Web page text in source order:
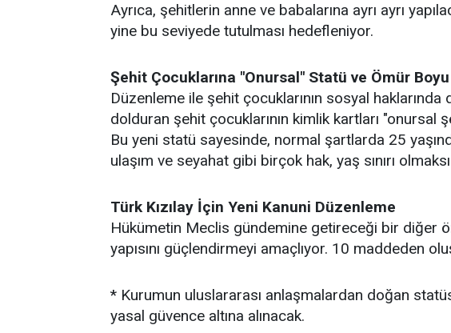
Ayrıca, şehitlerin anne ve babalarına ayrı ayrı
yine bu seviyede tutulması hedefleniyor.
Şehit Çocuklarına "Onursal" Statü ve Ömür
Düzenleme ile şehit çocuklarının sosyal haklarında
dolduran şehit çocuklarının kimlik kartları
Bu yeni statü sayesinde, normal şartlarda 25
ulaşım ve seyahat gibi birçok hak, yaş sınırı
Türk Kızılay İçin Yeni Kanuni Düzenleme
Hükümetin Meclis gündemine getireceği bir diğer
yapısını güçlendirmeyi amaçlıyor. 10 maddeden
* Kurumun uluslararası anlaşmalardan doğan
yasal güvence altına alınacak.